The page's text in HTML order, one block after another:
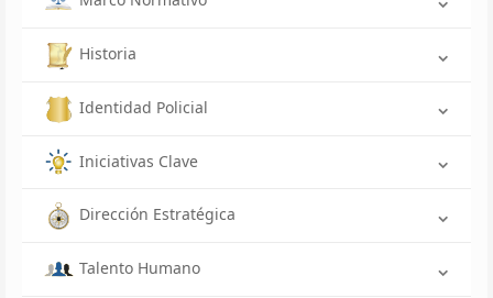
Historia
Identidad Policial
Iniciativas Clave
Dirección Estratégica
Talento Humano